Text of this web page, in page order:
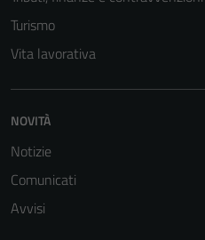
Turismo
Vita lavorativa
NOVITÀ
Notizie
Comunicati
Avvisi